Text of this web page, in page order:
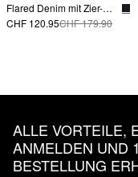
Flared Denim mit Zier-Detail
CHF 120.95CHF 179.90
ALLE VORTEILE,
ANMELDEN UND
BESTELLUNG